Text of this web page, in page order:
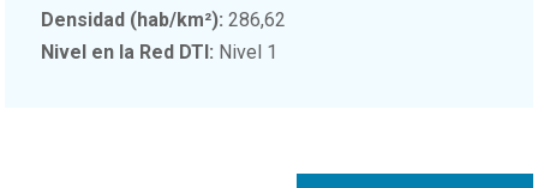
Densidad (hab/km²): 286,62
Nivel en la Red DTI: Nivel 1